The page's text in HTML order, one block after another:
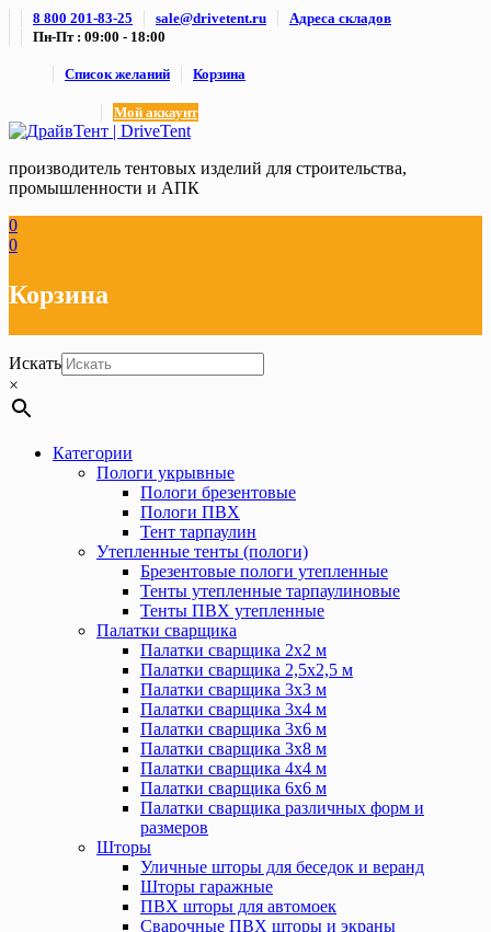
Skip8 800 201-83-25 sale@drivetent.ru
Адреса складов
Пн-Пт : 09:00 - 18:00
Список желаний Корзина
Мой аккаунт
производитель тентовых изделий для строительства,
промышленности и АПК
0
0
Корзина
Искать
×
Категории
Пологи укрывные
Пологи брезентовые
Пологи ПВХ
Тент тарпаулин
Утепленные тенты (пологи)
Брезентовые пологи утепленные
Тенты утепленные тарпаулиновые
Тенты ПВХ утепленные
Палатки сварщика
Палатки сварщика 2х2 м
Палатки сварщика 2,5х2,5 м
Палатки сварщика 3х3 м
Палатки сварщика 3х4 м
Палатки сварщика 3х6 м
Палатки сварщика 3х8 м
Палатки сварщика 4х4 м
Палатки сварщика 6х6 м
Палатки сварщика различных форм и
размеров
Шторы
Уличные шторы для беседок и веранд
Шторы гаражные
ПВХ шторы для автомоек
Сварочные ПВХ шторы и экраны